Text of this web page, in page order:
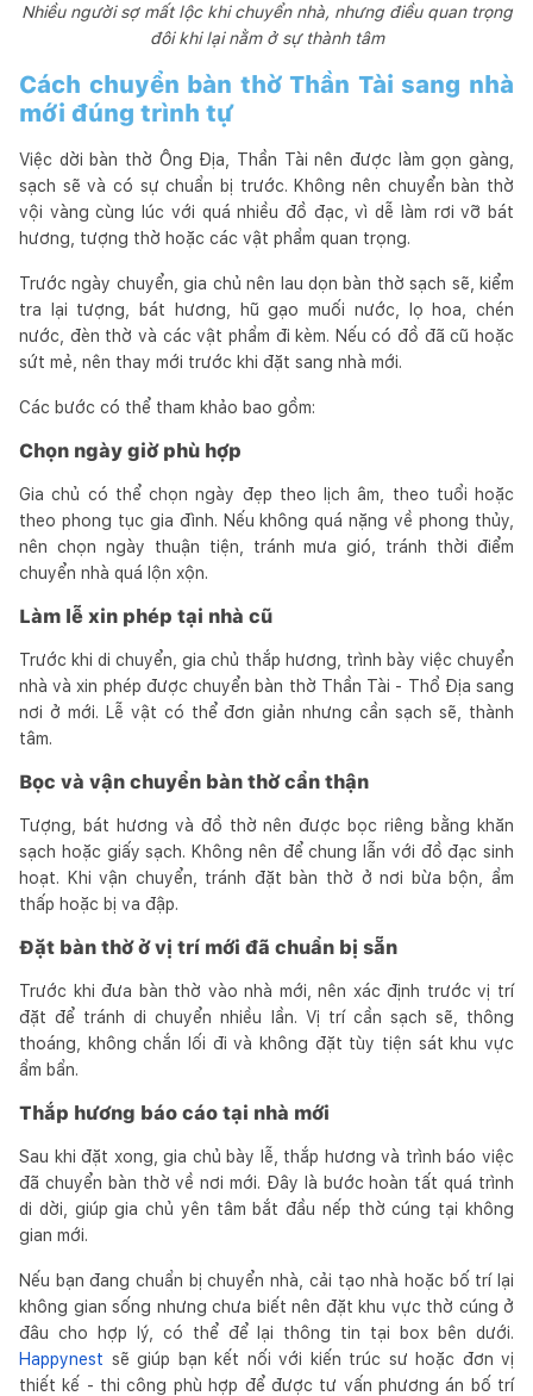
Nhiều người sợ mất lộc khi chuyển nhà, nhưng điều quan trọng
đôi khi lại nằm ở sự thành tâm
Cách chuyển bàn thờ Thần Tài sang nhà
mới đúng trình tự
Việc dời bàn thờ Ông Địa, Thần Tài nên được làm gọn gàng,
sạch sẽ và có sự chuẩn bị trước. Không nên chuyển bàn thờ
vội vàng cùng lúc với quá nhiều đồ đạc, vì dễ làm rơi vỡ bát
hương, tượng thờ hoặc các vật phẩm quan trọng.
Trước ngày chuyển, gia chủ nên lau dọn bàn thờ sạch sẽ, kiểm
tra lại tượng, bát hương, hũ gạo muối nước, lọ hoa, chén
nước, đèn thờ và các vật phẩm đi kèm. Nếu có đồ đã cũ hoặc
sứt mẻ, nên thay mới trước khi đặt sang nhà mới.
Các bước có thể tham khảo bao gồm:
Chọn ngày giờ phù hợp
Gia chủ có thể chọn ngày đẹp theo lịch âm, theo tuổi hoặc
theo phong tục gia đình. Nếu không quá nặng về phong thủy,
nên chọn ngày thuận tiện, tránh mưa gió, tránh thời điểm
chuyển nhà quá lộn xộn.
Làm lễ xin phép tại nhà cũ
Trước khi di chuyển, gia chủ thắp hương, trình bày việc chuyển
nhà và xin phép được chuyển bàn thờ Thần Tài - Thổ Địa sang
nơi ở mới. Lễ vật có thể đơn giản nhưng cần sạch sẽ, thành
tâm.
Bọc và vận chuyển bàn thờ cẩn thận
Tượng, bát hương và đồ thờ nên được bọc riêng bằng khăn
sạch hoặc giấy sạch. Không nên để chung lẫn với đồ đạc sinh
hoạt. Khi vận chuyển, tránh đặt bàn thờ ở nơi bừa bộn, ẩm
thấp hoặc bị va đập.
Đặt bàn thờ ở vị trí mới đã chuẩn bị sẵn
Trước khi đưa bàn thờ vào nhà mới, nên xác định trước vị trí
đặt để tránh di chuyển nhiều lần. Vị trí cần sạch sẽ, thông
thoáng, không chắn lối đi và không đặt tùy tiện sát khu vực
ẩm bẩn.
Thắp hương báo cáo tại nhà mới
Sau khi đặt xong, gia chủ bày lễ, thắp hương và trình báo việc
đã chuyển bàn thờ về nơi mới. Đây là bước hoàn tất quá trình
di dời, giúp gia chủ yên tâm bắt đầu nếp thờ cúng tại không
gian mới.
Nếu bạn đang chuẩn bị chuyển nhà, cải tạo nhà hoặc bố trí lại
không gian sống nhưng chưa biết nên đặt khu vực thờ cúng ở
đâu cho hợp lý, có thể để lại thông tin tại box bên dưới.
Happynest sẽ giúp bạn kết nối với kiến trúc sư hoặc đơn vị
thiết kế - thi công phù hợp để được tư vấn phương án bố trí